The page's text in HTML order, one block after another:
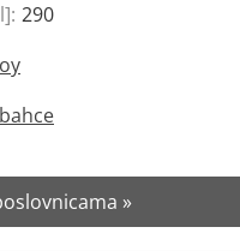
290
»